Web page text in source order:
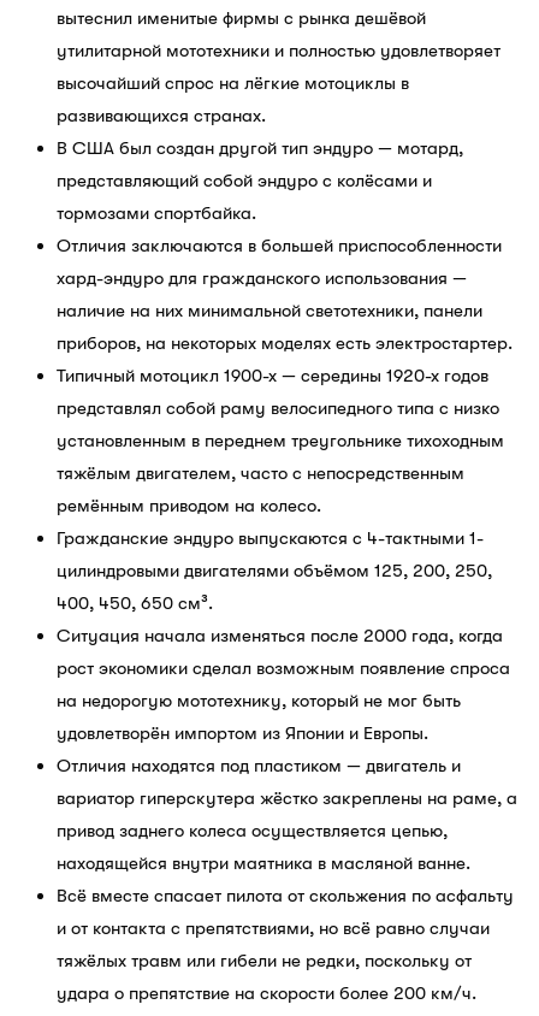
вытеснил именитые фирмы с рынка дешёвой
утилитарной мототехники и полностью удовлетворяет
высочайший спрос на лёгкие мотоциклы в
развивающихся странах.
В США был создан другой тип эндуро — мотард,
представляющий собой эндуро с колёсами и
тормозами спортбайка.
Отличия заключаются в большей приспособленности
хард-эндуро для гражданского использования —
наличие на них минимальной светотехники, панели
приборов, на некоторых моделях есть электростартер.
Типичный мотоцикл 1900-х — середины 1920-х годов
представлял собой раму велосипедного типа с низко
установленным в переднем треугольнике тихоходным
тяжёлым двигателем, часто с непосредственным
ремённым приводом на колесо.
Гражданские эндуро выпускаются с 4-тактными 1-
цилиндровыми двигателями объёмом 125, 200, 250,
400, 450, 650 см³.
Ситуация начала изменяться после 2000 года, когда
рост экономики сделал возможным появление спроса
на недорогую мототехнику, который не мог быть
удовлетворён импортом из Японии и Европы.
Отличия находятся под пластиком — двигатель и
вариатор гиперскутера жёстко закреплены на раме, а
привод заднего колеса осуществляется цепью,
находящейся внутри маятника в масляной ванне.
Всё вместе спасает пилота от скольжения по асфальту
и от контакта с препятствиями, но всё равно случаи
тяжёлых травм или гибели не редки, поскольку от
удара о препятствие на скорости более 200 км/ч.